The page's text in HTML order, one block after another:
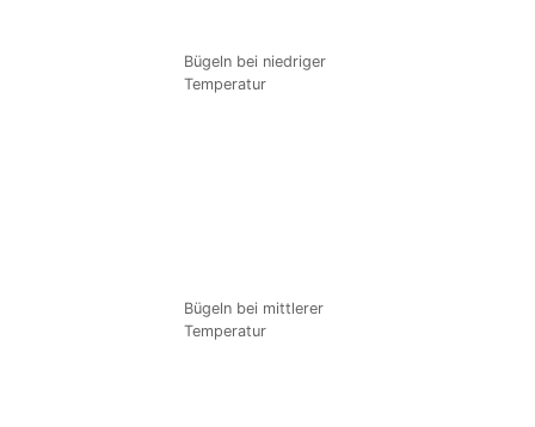
Bügeln bei niedriger
Temperatur
Bügeln bei mittlerer
Temperatur